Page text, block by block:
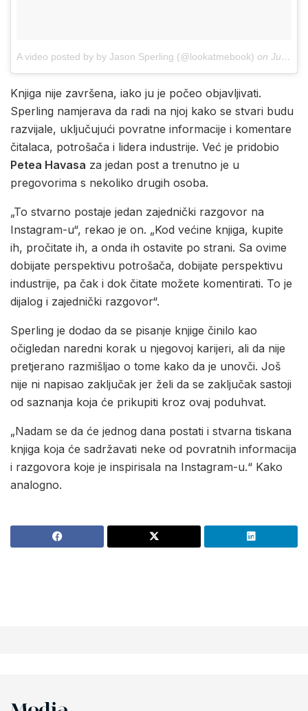
A video posted by by Jason Sperling (@lookatmebook) on Jun 26, 2015 at 6:44am PDT
Knjiga nije završena, iako ju je počeo objavljivati.
Sperling namjerava da radi na njoj kako se stvari budu
razvijale, uključujući povratne informacije i komentare
čitalaca, potrošača i lidera industrije. Već je pridobio
Petea Havasa za jedan post a trenutno je u
pregovorima s nekoliko drugih osoba.
„To stvarno postaje jedan zajednički razgovor na
Instagram-u“, rekao je on. „Kod većine knjiga, kupite
ih, pročitate ih, a onda ih ostavite po strani. Sa ovime
dobijate perspektivu potrošača, dobijate perspektivu
industrije, pa čak i dok čitate možete komentirati. To je
dijalog i zajednički razgovor“.
Sperling je dodao da se pisanje knjige činilo kao
očigledan naredni korak u njegovoj karijeri, ali da nije
pretjerano razmišljao o tome kako da je unovči. Još
nije ni napisao zaključak jer želi da se zaključak sastoji
od saznanja koja će prikupiti kroz ovaj poduhvat.
„Nadam se da će jednog dana postati i stvarna tiskana
knjiga koja će sadržavati neke od povratnih informacija
i razgovora koje je inspirisala na Instagram-u.“ Kako
analogno.